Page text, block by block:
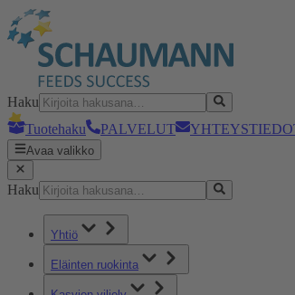
Haku
Tuotehaku
PALVELUT
Avaa valikko
Haku
Yhtiö
Eläinten ruokinta